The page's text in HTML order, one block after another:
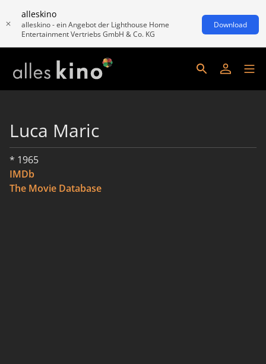
alleskino
alleskino - ein Angebot der Lighthouse Home
Entertainment Vertriebs GmbH & Co. KG
Download
Luca Maric
* 1965
IMDb
The Movie Database